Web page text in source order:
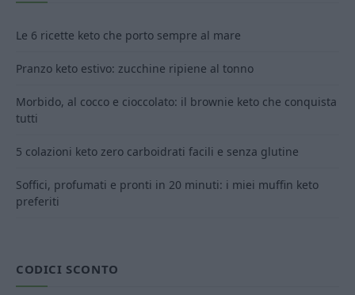
Le 6 ricette keto che porto sempre al mare
Pranzo keto estivo: zucchine ripiene al tonno
Morbido, al cocco e cioccolato: il brownie keto che conquista
tutti
5 colazioni keto zero carboidrati facili e senza glutine
Soffici, profumati e pronti in 20 minuti: i miei muffin keto
preferiti
CODICI SCONTO